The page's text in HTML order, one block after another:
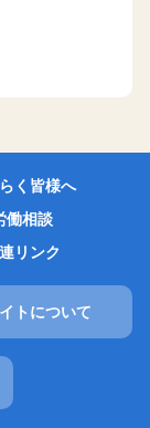
く皆様へ
働相談
リンク
トについて